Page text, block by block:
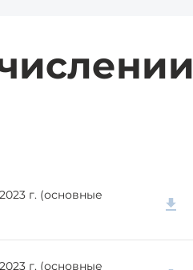
г. (основные
г. (основные